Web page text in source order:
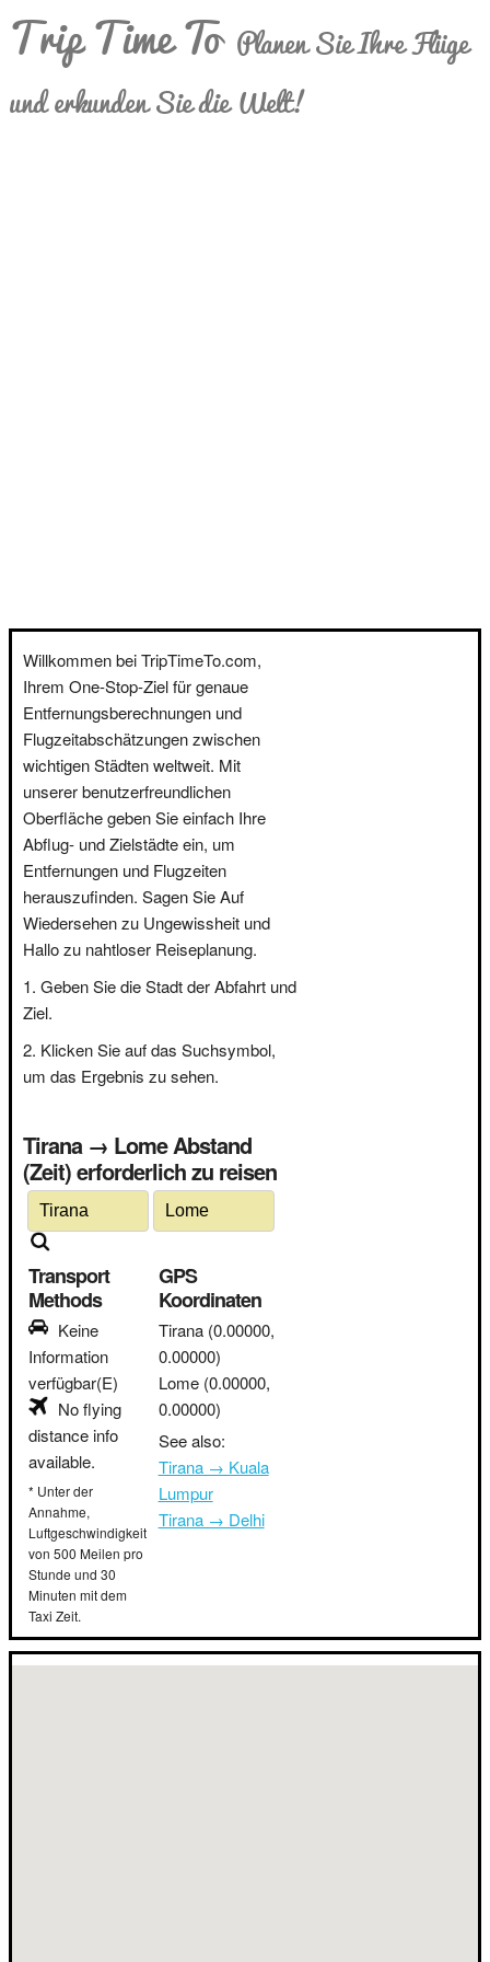
Trip Time To Planen Sie Ihre Flüge
und erkunden Sie die Welt!
Willkommen bei TripTimeTo.com,
Ihrem One-Stop-Ziel für genaue
Entfernungsberechnungen und
Flugzeitabschätzungen zwischen
wichtigen Städten weltweit. Mit
unserer benutzerfreundlichen
Oberfläche geben Sie einfach Ihre
Abflug- und Zielstädte ein, um
Entfernungen und Flugzeiten
herauszufinden. Sagen Sie Auf
Wiedersehen zu Ungewissheit und
Hallo zu nahtloser Reiseplanung.
Geben Sie die Stadt der Abfahrt und
Ziel.
Klicken Sie auf das Suchsymbol,
um das Ergebnis zu sehen.
Tirana → Lome Abstand
(Zeit) erforderlich zu reisen
Transport
Methods
Keine
Information
verfügbar(E)
No flying
distance info
available.
* Unter der
Annahme,
Luftgeschwindigkeit
von 500 Meilen pro
Stunde und 30
Minuten mit dem
Taxi Zeit.
GPS
Koordinaten
Tirana (0.00000,
0.00000)
Lome (0.00000,
0.00000)
See also:
Tirana → Kuala
Lumpur
Tirana → Delhi